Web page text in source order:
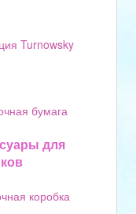
Turnowsky
бумага
для
коробка